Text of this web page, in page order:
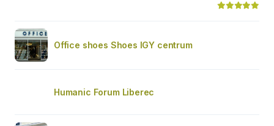
Office shoes Shoes IGY centrum
Humanic Forum Liberec